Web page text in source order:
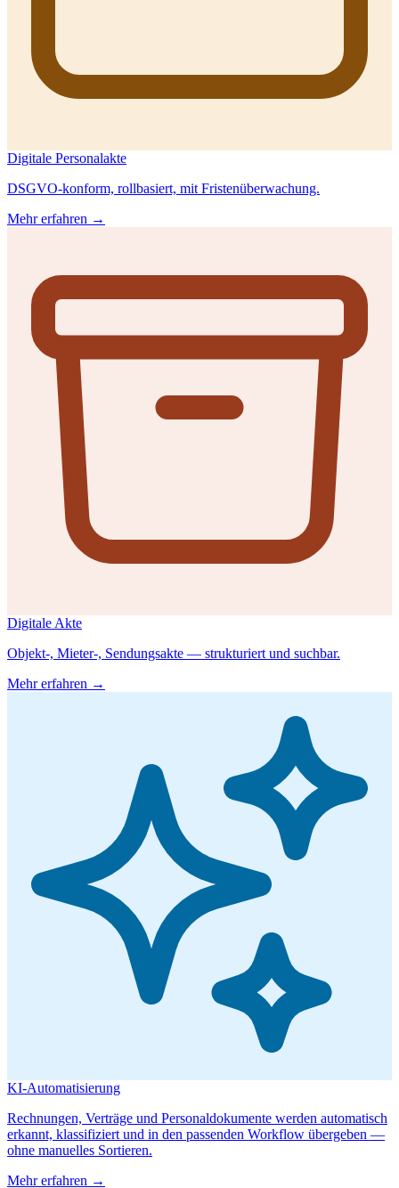
Digitale Personalakte
DSGVO-konform, rollbasiert, mit Fristenüberwachung.
Mehr erfahren →
Digitale Akte
Objekt-, Mieter-, Sendungsakte — strukturiert und suchbar.
Mehr erfahren →
KI-Automatisierung
Rechnungen, Verträge und Personaldokumente werden automatisch
erkannt, klassifiziert und in den passenden Workflow übergeben —
ohne manuelles Sortieren.
Mehr erfahren →